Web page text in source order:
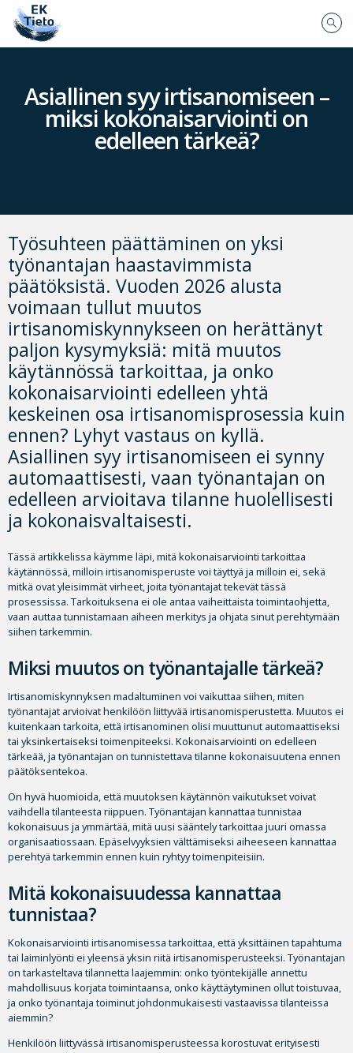
Asiallinen syy irtisanomiseen –
miksi kokonaisarviointi on
edelleen tärkeä?
Työsuhteen päättäminen on yksi
työnantajan haastavimmista
päätöksistä. Vuoden 2026 alusta
voimaan tullut muutos
irtisanomiskynnykseen on herättänyt
paljon kysymyksiä: mitä muutos
käytännössä tarkoittaa, ja onko
kokonaisarviointi edelleen yhtä
keskeinen osa irtisanomisprosessia kuin
ennen? Lyhyt vastaus on kyllä.
Asiallinen syy irtisanomiseen ei synny
automaattisesti, vaan työnantajan on
edelleen arvioitava tilanne huolellisesti
ja kokonaisvaltaisesti.
Tässä artikkelissa käymme läpi, mitä kokonaisarviointi tarkoittaa
käytännössä, milloin irtisanomisperuste voi täyttyä ja milloin ei, sekä
mitkä ovat yleisimmät virheet, joita työnantajat tekevät tässä
prosessissa. Tarkoituksena ei ole antaa vaiheittaista toimintaohjetta,
vaan auttaa tunnistamaan aiheen merkitys ja ohjata sinut perehtymään
siihen tarkemmin.
Miksi muutos on työnantajalle tärkeä?
Irtisanomiskynnyksen madaltuminen voi vaikuttaa siihen, miten
työnantajat arvioivat henkilöön liittyvää irtisanomisperustetta. Muutos ei
kuitenkaan tarkoita, että irtisanominen olisi muuttunut automaattiseksi
tai yksinkertaiseksi toimenpiteeksi. Kokonaisarviointi on edelleen
tärkeää, ja työnantajan on tunnistettava tilanne kokonaisuutena ennen
päätöksentekoa.
On hyvä huomioida, että muutoksen käytännön vaikutukset voivat
vaihdella tilanteesta riippuen. Työnantajan kannattaa tunnistaa
kokonaisuus ja ymmärtää, mitä uusi sääntely tarkoittaa juuri omassa
organisaatiossaan. Epäselvyyksien välttämiseksi aiheeseen kannattaa
perehtyä tarkemmin ennen kuin ryhtyy toimenpiteisiin.
Mitä kokonaisuudessa kannattaa
tunnistaa?
Kokonaisarviointi irtisanomisessa tarkoittaa, että yksittäinen tapahtuma
tai laiminlyönti ei yleensä yksin riitä irtisanomisperusteeksi. Työnantajan
on tarkasteltava tilannetta laajemmin: onko työntekijälle annettu
mahdollisuus korjata toimintaansa, onko käyttäytyminen ollut toistuvaa,
ja onko työnantaja toiminut johdonmukaisesti vastaavissa tilanteissa
aiemmin?
Henkilöön liittyvässä irtisanomisperusteessa korostuvat erityisesti